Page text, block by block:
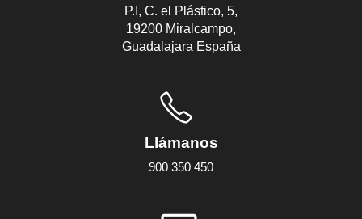
P.I, C. el Plástico, 5,
19200 Miralcampo,
Guadalajara España
Llámanos
900 350 450